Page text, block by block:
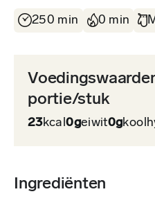
250 min 0 min
portie/stuk
23kcal0geiwit0g
Ingrediënten